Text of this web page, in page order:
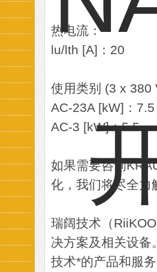
热电流：
lu/lth [A]：20
使用类别 (3 x 380
AC-23A [kW]：7.5
AC-3 [kW]：5.5
如果需要咨询
化，我们将尽全力
瑞阔技术（
决方案及相关设备
技术*的产品和服